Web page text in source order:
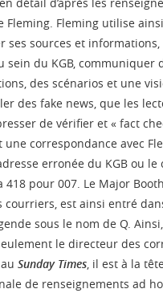
détail d’après les
Fleming. Fleming utilise
ses sources et informations,
sein du KGB, communiquer
des scénarios et une
des fake news, que les
de vérifier et « fact
une correspondance avec
erronée du KGB ou
418 pour 007. Le Major
courriers, est ainsi entré
sous le nom de Q.
le directeur des
Sunday Times, il est à la
de renseignements ad